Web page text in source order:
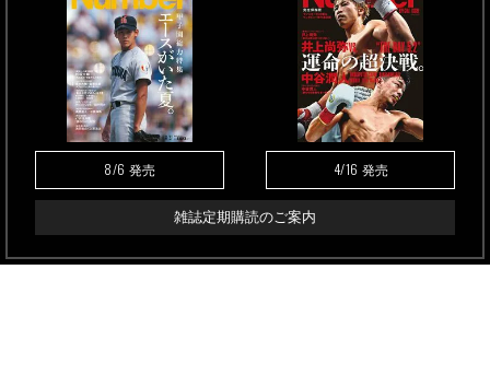
8/6 発売 4/16 発売
雑誌定期購読のご案内